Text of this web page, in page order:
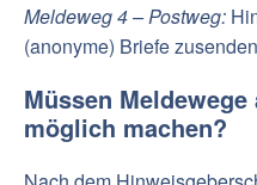
Meldeweg 4 – Postweg:
(anonyme) Briefe
Müssen
möglich machen?